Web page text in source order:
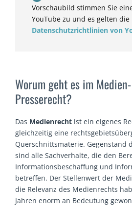
Vorschaubild stimmen Sie
YouTube zu und es gelten die
Datenschutzrichtlinien von
Worum geht es im
Presserecht?
Das Medienrecht ist ein eigenes
gleichzeitig eine
Querschnittsmaterie. Gegenstand
sind alle Sachverhalte, die den
Informationsbeschaffung und
betreffen. Der Stellenwert der
die Relevanz des Medienrechts
Jahren enorm an Bedeutung